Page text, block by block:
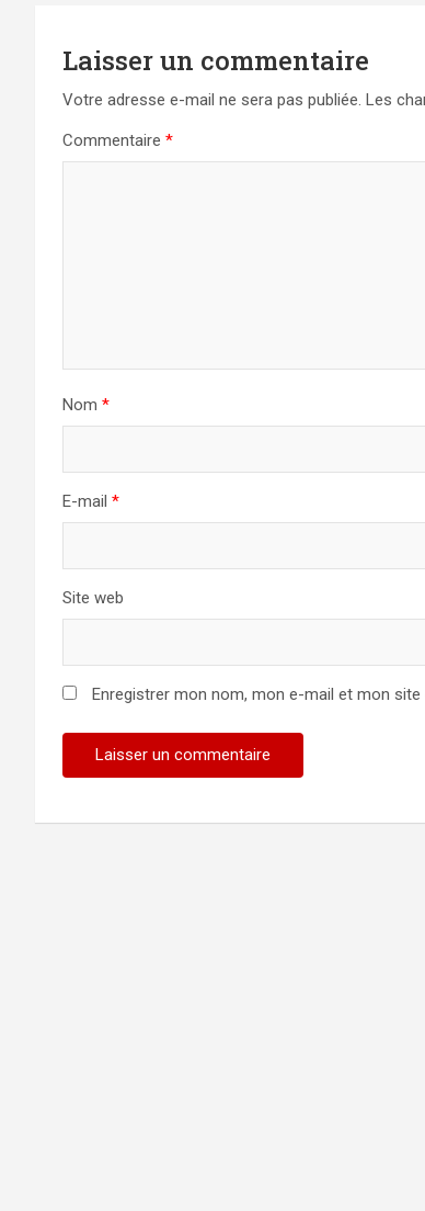
Laisser un commentaire
Votre adresse e-mail ne sera pas publiée. Les
Commentaire *
Nom *
E-mail *
Site web
Enregistrer mon nom, mon e-mail et mon